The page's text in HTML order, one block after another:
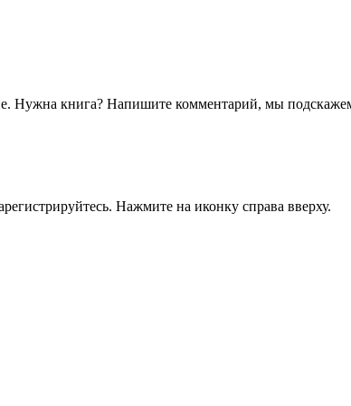
Нужна книга? Напишите комментарий, мы подскажем
Нажмите на иконку справа вверху.